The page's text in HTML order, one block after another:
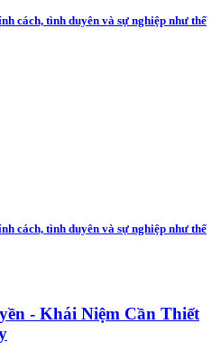
cách, tình duyên và sự nghiệp như thế
cách, tình duyên và sự nghiệp như thế
- Khái Niệm Cần Thiết